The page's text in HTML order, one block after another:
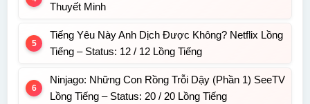
Thuyết Minh
Tiếng Yêu Này Anh Dịch Được Không? Netflix Lồng
Tiếng – Status: 12 / 12 Lồng Tiếng
Ninjago: Những Con Rồng Trỗi Dậy (Phần 1) SeeTV
Lồng Tiếng – Status: 20 / 20 Lồng Tiếng